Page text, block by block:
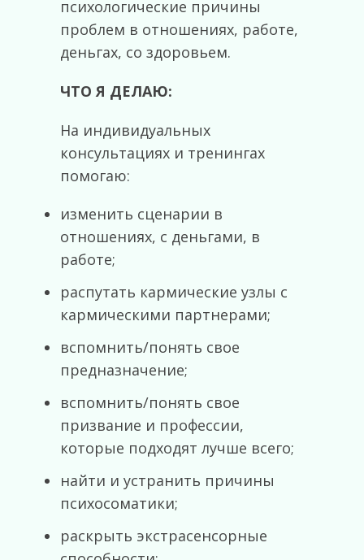
психологические причины
проблем в отношениях, работе,
деньгах, со здоровьем.
ЧТО Я ДЕЛАЮ:
На индивидуальных
консультациях и тренингах
помогаю:
изменить сценарии в
отношениях, с деньгами, в
работе;
распутать кармические узлы с
кармическими партнерами;
вспомнить/понять свое
предназначение;
вспомнить/понять свое
призвание и профессии,
которые подходят лучше всего;
найти и устранить причины
психосоматики;
раскрыть экстрасенсорные